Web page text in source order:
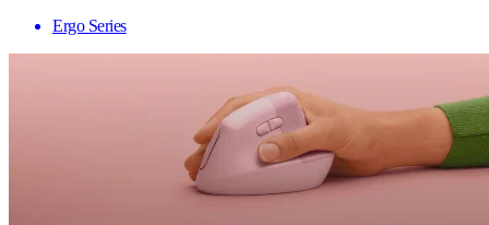
Ergo Series